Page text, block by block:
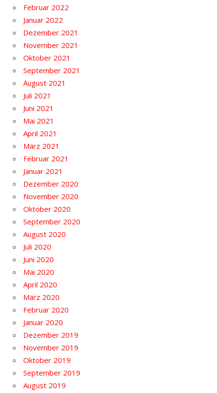
Februar 2022
Januar 2022
Dezember 2021
November 2021
Oktober 2021
September 2021
August 2021
Juli 2021
Juni 2021
Mai 2021
April 2021
März 2021
Februar 2021
Januar 2021
Dezember 2020
November 2020
Oktober 2020
September 2020
August 2020
Juli 2020
Juni 2020
Mai 2020
April 2020
März 2020
Februar 2020
Januar 2020
Dezember 2019
November 2019
Oktober 2019
September 2019
August 2019